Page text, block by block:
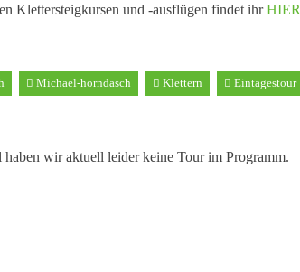
Klettersteigkursen und -ausflügen findet ihrHIER
Michael-horndasch Klettern Eintagestour
wir aktuell leider keine Tour im Programm.